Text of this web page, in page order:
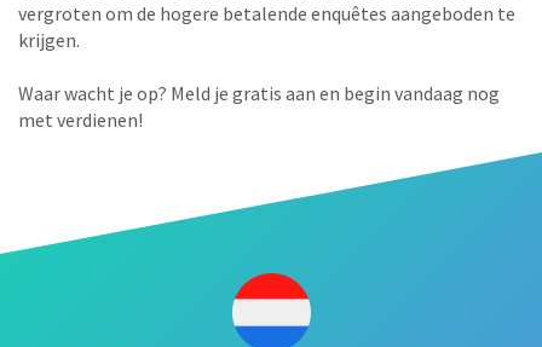
vergroten om de hogere betalende enquêtes aangeboden te
krijgen.
Waar wacht je op? Meld je gratis aan en begin vandaag nog
met verdienen!